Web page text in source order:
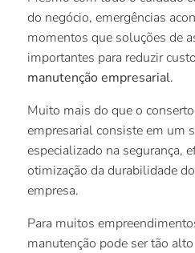
do negócio, emergências
momentos que soluções de
importantes para reduzir
manutenção empresarial.
Muito mais do que o
empresarial consiste em um
especializado na segurança,
otimização da durabilidade
empresa.
Para muitos
manutenção pode ser tão